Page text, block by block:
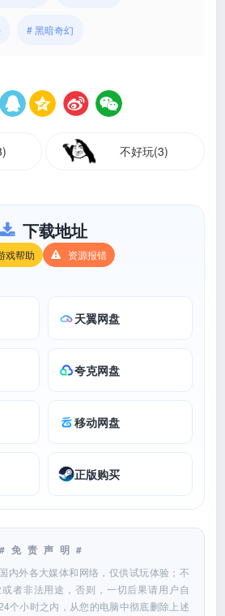
# 黑暗奇幻
不好玩(3)
下载地址
戏帮助 资源报错
天翼网盘
夸克网盘
移动网盘
正版购买
#免责声明#
内外各大媒体和网络，仅供试玩体验；不
者非法用途，否则，一切后果请用户自
个小时之内，从您的电脑中彻底删除上述